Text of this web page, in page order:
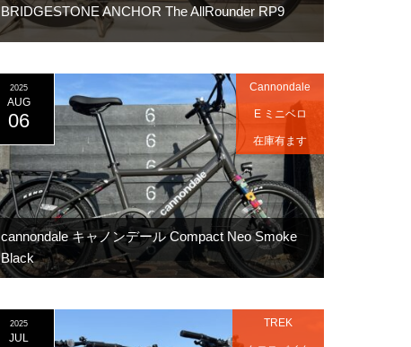
BRIDGESTONE ANCHOR The AllRounder RP9
cannondale キャノンデール Compact Neo Smoke
Black
2025
AUG
06
Cannondale
E ミニベロ
在庫有ます
2025
JUL
TREK